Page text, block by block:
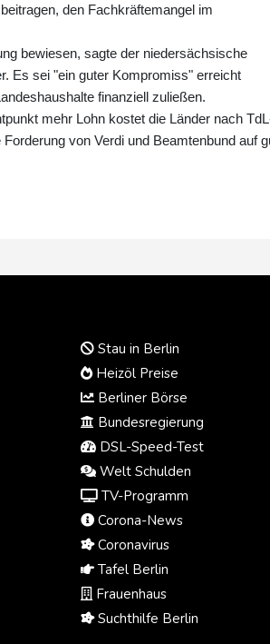
den Fachkräftemangel im
bewiesen, sagte der niedersächsische
Es sei "ein guter Kompromiss" erreicht
finanziell zuließen.
mehr Lohn kostet die Länder nach
von Verdi und Beamtenbund auf
Stau in Berlin
Heizöl Preise
Berliner Börse
Bundesregierung
DSL-Speed-Test
Welt Schulden
TV-Programm
Corona-News
Coronavirus
Tafel Berlin
Frauenhaus
Suchthilfe Berlin